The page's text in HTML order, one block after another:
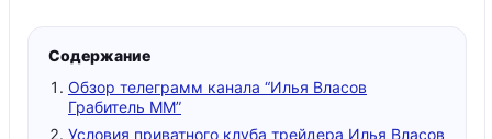
Содержание
Обзор телеграмм канала “Илья Власов
Грабитель ММ”
Условия приватного клуба трейдера Илья Власов